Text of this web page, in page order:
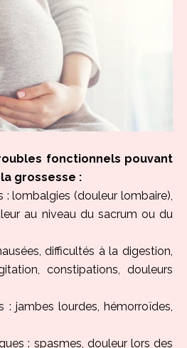
fonctionnels pouvant
grossesse :
: lombalgies (douleur lombaire),
au niveau du sacrum ou du
difficultés à la digestion,
constipations, douleurs
: jambes lourdes, hémorroïdes,
: spasmes, douleur lors des